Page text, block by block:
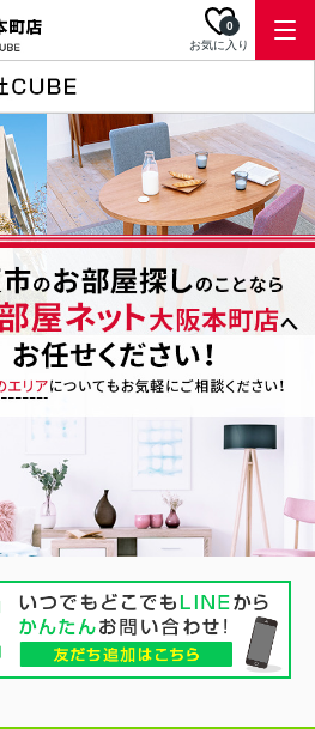
お気に入り
0